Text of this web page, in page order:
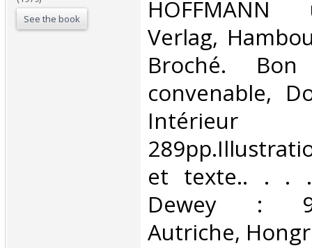
See the book
Verlag,
Broché.
convenable,
et texte.. . . .
Dewey :
Autriche,